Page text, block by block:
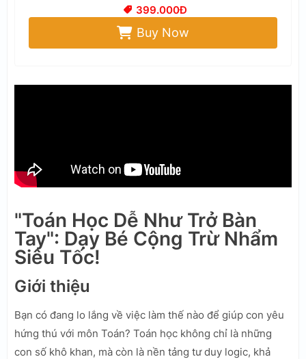
399.000Đ
Buy Now
"Toán Học Dễ Như Trở Bàn
Tay": Dạy Bé Cộng Trừ Nhẩm
Siêu Tốc!
Giới thiệu
Bạn có đang lo lắng về việc làm thế nào để giúp con yêu
hứng thú với môn Toán? Toán học không chỉ là những
con số khô khan, mà còn là nền tảng tư duy logic, khả